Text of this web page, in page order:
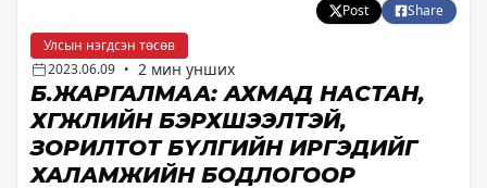
Post
Share
Улсын нэгдсэн төсөв
2023.06.09 • 2 мин унших
Б.ЖАРГАЛМАА: АХМАД НАСТАН,
ХӨГЖЛИЙН БЭРХШЭЭЛТЭЙ,
ЗОРИЛТОТ БҮЛГИЙН ИРГЭДИЙГ
ХАЛАМЖИЙН БОДЛОГООР